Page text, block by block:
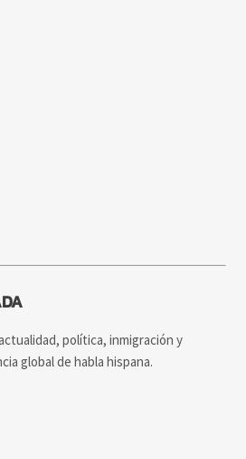
política, inmigración y
global de habla hispana.